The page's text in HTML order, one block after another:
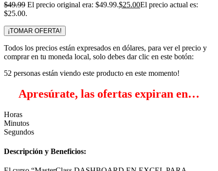
$49.99 El precio original era: $49.99.$25.00El precio actual es:
$25.00.
¡TOMAR OFERTA!
Todos los precios están expresados en dólares, para ver el precio y
comprar en tu moneda local, solo debes dar clic en este botón:
52 personas están viendo este producto en este momento!
Apresúrate, las ofertas expiran en…
Horas
Minutos
Segundos
Descripción y Beneficios: